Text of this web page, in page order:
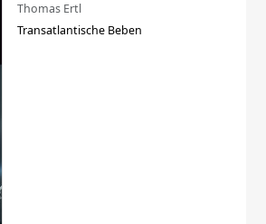
Thomas Ertl
Transatlantische Beben